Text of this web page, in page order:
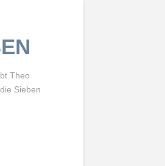
Theo
Sieben